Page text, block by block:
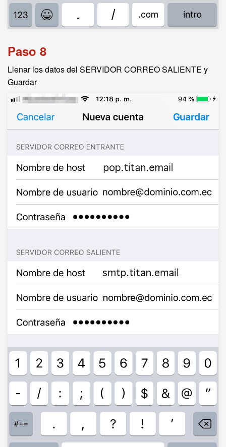
Paso 8
Llenar los datos del SERVIDOR CORREO SALIENTE y
Guardar